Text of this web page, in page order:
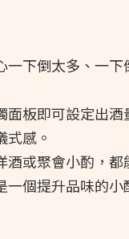
一下倒太多、一下
面板即可設定出酒
感。
或聚會小酌，都
個提升品味的